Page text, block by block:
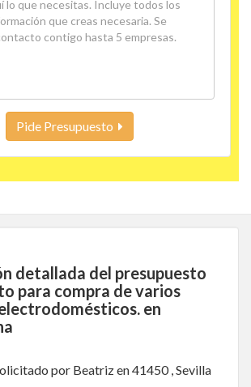
Pide Presupuesto
detallada del presupuesto
para compra de varios
en
por Beatriz en 41450 , Sevilla